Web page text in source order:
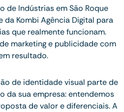
de Indústrias em São Roque
Kombi Agência Digital para
que realmente funcionam.
marketing e publicidade com
resultado.
de identidade visual parte de
da sua empresa: entendemos
de valor e diferenciais. A